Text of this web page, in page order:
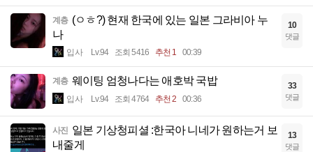
계층 (ㅇㅎ?) 현재 한국에 있는 일본 그라비아 누
나
입사 Lv.94 조회 5416 추천 1 00:39
10
댓글
계층 웨이팅 엄청나다는 애호박 국밥
입사 Lv.94 조회 4764 추천 2 00:36
33
댓글
사진 일본 기상청피셜 :한국아 니네가 원하는거 보
내줄게
13
댓글